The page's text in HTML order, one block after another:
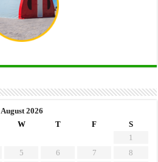
August 2026
W T F
S
1
5 6 7 8